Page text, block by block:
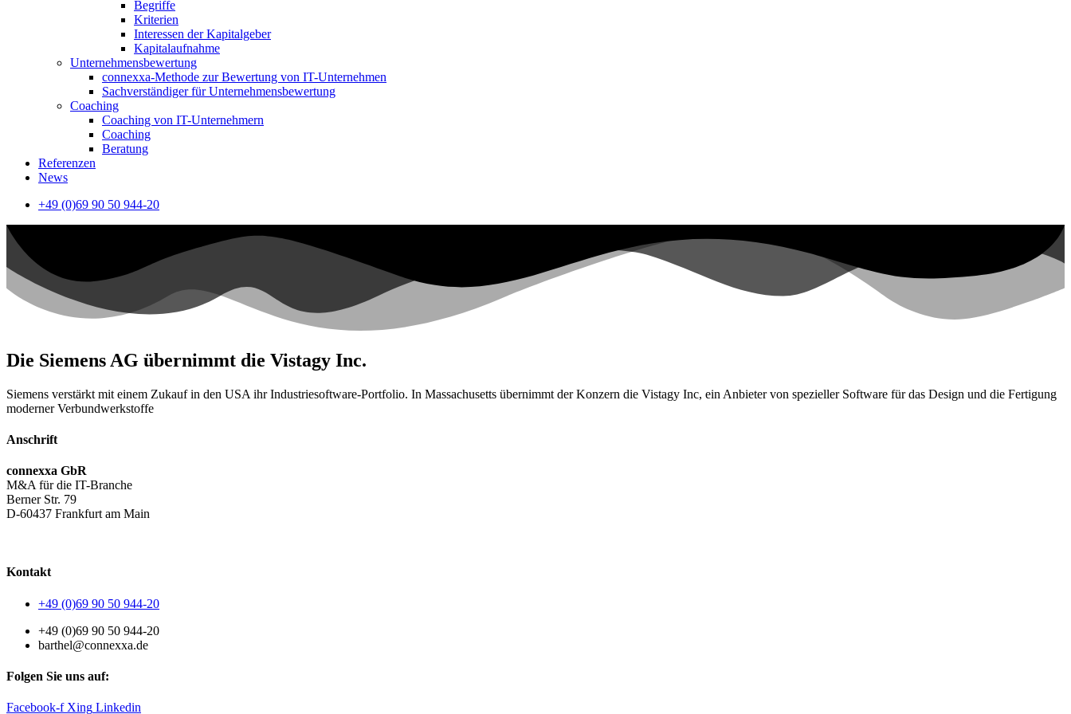
Begriffe
Kriterien
Interessen der Kapitalgeber
Kapitalaufnahme
Unternehmensbewertung
connexxa-Methode zur Bewertung von IT-Unternehmen
Sachverständiger für Unternehmensbewertung
Coaching
Coaching von IT-Unternehmern
Coaching
Beratung
Referenzen
News
+49 (0)69 90 50 944-20
Die Siemens AG übernimmt die Vistagy Inc.
Siemens verstärkt mit einem Zukauf in den USA ihr Industriesoftware-Portfolio. In Massachusetts übernimmt der Konzern die Vistagy Inc, ein Anbieter von spezieller Software für das Design und die Fertigung
moderner Verbundwerkstoffe
Anschrift
connexxa GbR
M&A für die IT-Branche
Berner Str. 79
D-60437 Frankfurt am Main
Kontakt
+49 (0)69 90 50 944-20
+49 (0)69 90 50 944-20
barthel@connexxa.de
Folgen Sie uns auf:
Facebook-f Xing Linkedin